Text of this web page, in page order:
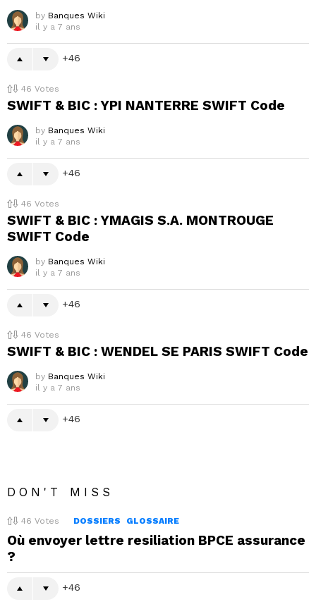
by Banques Wiki
il y a 7 ans
46
46 Votes
SWIFT & BIC : YPI NANTERRE SWIFT Code
by Banques Wiki
il y a 7 ans
46
46 Votes
SWIFT & BIC : YMAGIS S.A. MONTROUGE
SWIFT Code
by Banques Wiki
il y a 7 ans
46
46 Votes
SWIFT & BIC : WENDEL SE PARIS SWIFT Code
by Banques Wiki
il y a 7 ans
46
DON'T MISS
46 Votes DOSSIERS GLOSSAIRE
Où envoyer lettre resiliation BPCE assurance
?
46